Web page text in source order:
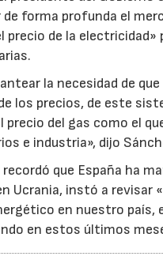
forma profunda el
precio de la
la necesidad de
los precios, de este
precio del gas como el
e industria», dijo
recordó que España ha
Ucrania, instó a
en nuestro
en estos últimos